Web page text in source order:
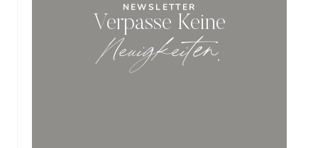
NEWSLETTER
Verpasse Keine
Neuigkeiten.